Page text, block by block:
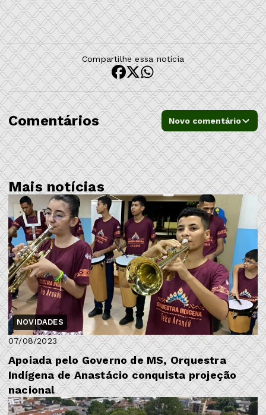
Compartilhe essa notícia
Comentários Novo comentário
Mais notícias
NOVIDADES
07/08/2023
Apoiada pelo Governo de MS, Orquestra
Indígena de Anastácio conquista projeção
nacional